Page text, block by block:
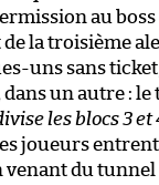
au
de la troisième
uns sans
dans un autre :
les blocs 3 et
joueurs
du